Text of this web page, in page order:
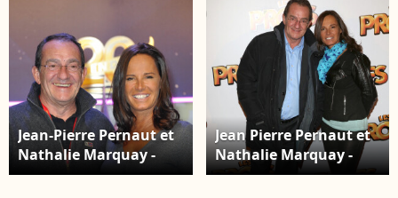
Jean-Pierre Pernaut et
Nathalie Marquay -
Prolongation du
Jean Pierre Pernaut et
Nathalie Marquay -
Premiere du film "Les